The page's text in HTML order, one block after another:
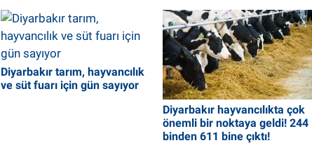
Diyarbakır tarım, hayvancılık
ve süt fuarı için gün sayıyor
Diyarbakır hayvancılıkta çok
önemli bir noktaya geldi! 244
binden 611 bine çıktı!